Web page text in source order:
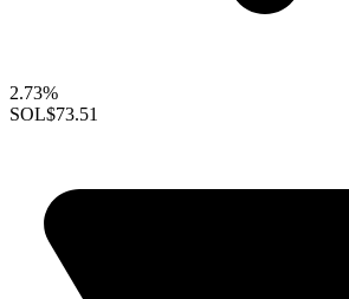
2.73%
SOL$73.51